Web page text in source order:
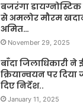
बजरंगा
से अमलोर मौरम
अमित…
November 29, 2025
बाँदा जिलाधिकारी
क्रियान्वयन पर दिया
दिए निर्देश..
January 11, 2025